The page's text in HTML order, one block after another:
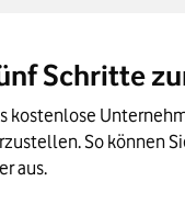
Schritte
kostenlose
So können
aus.